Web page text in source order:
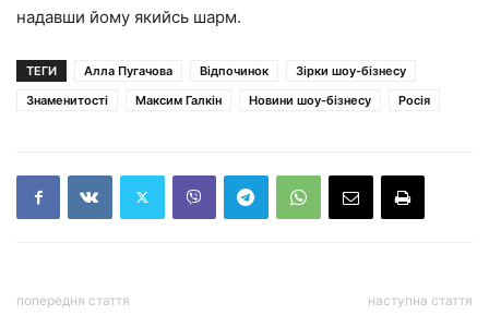
надавши йому якийсь шарм.
ТЕГИ Алла Пугачова Відпочинок
Зірки шоу-бізнесу
Знаменитості
Максим Галкін Новини шоу-бізнесу Росія
попередня стаття наступна стаття